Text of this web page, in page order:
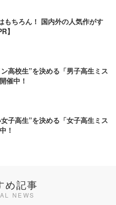
もちろん！ 国内外の人気作がす
】
高校生”を決める「男子高生ミス
催中！
子高生”を決める「女子高生ミス
！
め記事
NEWS